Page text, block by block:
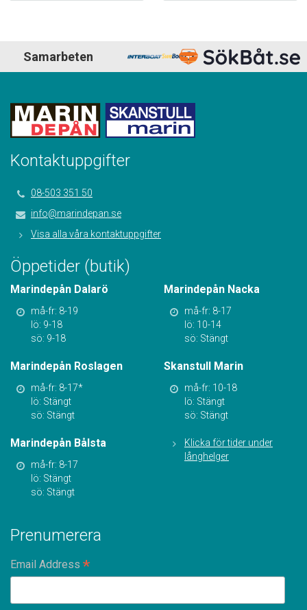
Samarbeten
Kontaktuppgifter
08-503 351 50
info@marindepan.se
Visa alla våra kontaktuppgifter
Öppetider (butik)
Marindepån Dalarö
må-fr: 8-19
lö: 9-18
sö: 9-18
Marindepån Nacka
må-fr: 8-17
lö: 10-14
sö: Stängt
Marindepån Roslagen
må-fr: 8-17*
lö: Stängt
sö: Stängt
Skanstull Marin
må-fr: 10-18
lö: Stängt
sö: Stängt
Marindepån Bålsta
må-fr: 8-17
lö: Stängt
sö: Stängt
Klicka för tider under
långhelger
Prenumerera
Email Address *